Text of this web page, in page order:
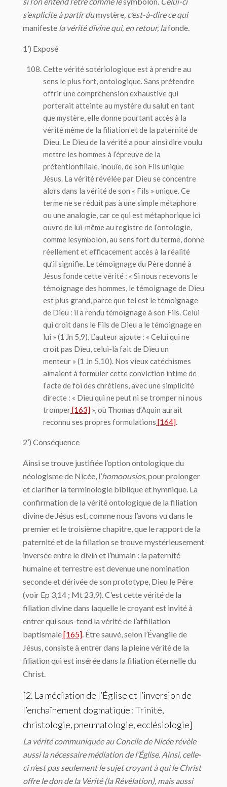
s’explicite à partir dumystère , c’est-à-dire ce qui
manifeste la vérité divine qui, en retour, lafonde
1’) Exposé
Cette vérité sotériologique est à prendre au
sens le plus fort, ontologique. Sans prétendre
offrir une compréhension exhaustive qui
porterait atteinte au mystère du salut en tant
que mystère, elle donne pourtant accès à la
vérité même de la filiation et de la paternité de
Dieu. Le Dieu de la vérité a pour ainsi dire voulu
mettre les hommes à l’épreuve de la
prétentionfiliale , inouïe, de son Fils unique
Jésus. La vérité révélée par Dieu se concentre
alors dans la vérité de son « Fils » unique. Ce
terme ne se réduit pas à une simple métaphore
ou une analogie, car ce qui est métaphorique ici
ouvre de lui-même au registre de l’ontologie,
comme lesymbolon , au sens fort du terme, donne
réellement et efficacement accès à la réalité
qu’il signifie. Le témoignage du Père donné à
Jésus fonde cette vérité : « Si nous recevons le
témoignage des hommes, le témoignage de Dieu
est plus grand, parce que tel est le témoignage
de Dieu : il a rendu témoignage à son Fils. Celui
qui croit dans le Fils de Dieu a le témoignage en
lui » (1 Jn 5,9). L’auteur ajoute : « Celui qui ne
croit pas Dieu, celui-là fait de Dieu un
menteur » (1 Jn 5,10). Nos vieux catéchismes
aimaient à formuler cette conviction intime de
l’acte de foi des chrétiens, avec une simplicité
directe : « Dieu qui ne peut ni se tromper ni nous
tromper[163] », où Thomas d’Aquin aurait
reconnu ses propres formulations [164]
2’) Conséquence
Ainsi se trouve justifiée l’option ontologique du
néologisme de Nicée, l’homoousios, pour prolonger
et clarifier la terminologie biblique et hymnique. La
confirmation de la vérité ontologique de la filiation
divine de Jésus est, comme nous l’avons vu dans le
premier et le troisième chapitre, que le rapport de la
paternité et de la filiation se trouve mystérieusement
inversée entre le divin et l’humain : la paternité
humaine et terrestre est devenue une nomination
seconde et dérivée de son prototype, Dieu le Père
(voir Ep 3,14 ; Mt 23,9). C’est cette vérité de la
filiation divine dans laquelle le croyant est invité à
entrer qui sous-tend la vérité de l’affiliation
baptismale[165] . Être sauvé, selon l’Évangile de
Jésus, consiste à entrer dans la pleine vérité de la
filiation qui est insérée dans la filiation éternelle du
Christ.
[2. La médiation de l’Église et l’inversion de
l’enchaînement dogmatique : Trinité,
christologie, pneumatologie, ecclésiologie]
La vérité communiquée au Concile de Nicée révèle
aussi la nécessaire médiation de l’Église. Ainsi, celle-
ci n’est pas seulement le sujet croyant à qui le Christ
offre le don de la Vérité (la Révélation), mais aussi